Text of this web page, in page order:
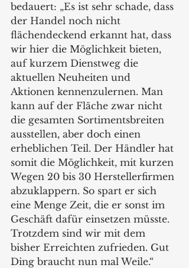
bedauert: „Es ist sehr schade, dass
der Handel noch nicht
flächendeckend erkannt hat, dass
wir hier die Möglichkeit bieten,
auf kurzem Dienstweg die
aktuellen Neuheiten und
Aktionen kennenzulernen. Man
kann auf der Fläche zwar nicht
die gesamten Sortimentsbreiten
ausstellen, aber doch einen
erheblichen Teil. Der Händler hat
somit die Möglichkeit, mit kurzen
Wegen 20 bis 30 Herstellerfirmen
abzuklappern. So spart er sich
eine Menge Zeit, die er sonst im
Geschäft dafür einsetzen müsste.
Trotzdem sind wir mit dem
bisher Erreichten zufrieden. Gut
Ding braucht nun mal Weile.“